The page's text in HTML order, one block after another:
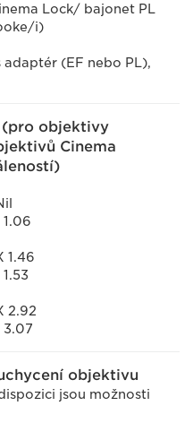
Lock/ bajonet PL
i)
(EF nebo PL),
objektivy
Cinema
1.46
2.92
3.07
objektivu
jsou možnosti